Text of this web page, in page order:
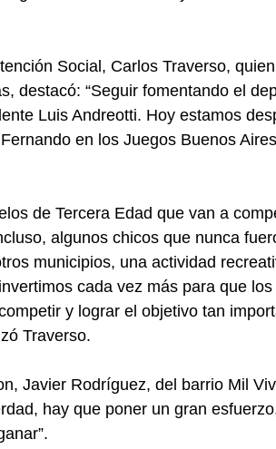
Social, Carlos Traverso,
destacó: “Seguir fomentando el
Luis Andreotti. Hoy estamos
en los Juegos Buenos
de Tercera Edad que van a
algunos chicos que nunca
municipios, una actividad
cada vez más para que
y lograr el objetivo tan
Traverso.
Javier Rodríguez, del barrio Mil
hay que poner un gran